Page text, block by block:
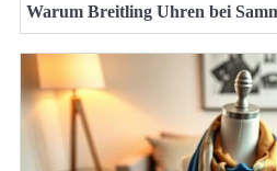
Warum Breitling Uhren bei